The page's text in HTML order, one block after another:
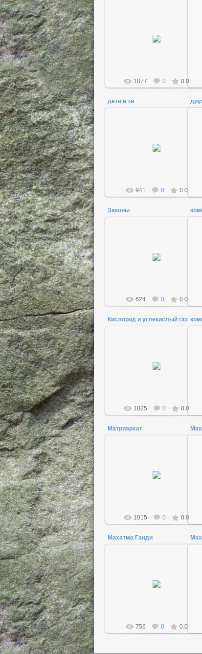
1077 0 0.0
дети и тв
941 0 0.0
Законы
624 0 0.0
Кислород и углекислый газ
дыхании, отчего и происходит
1025 0 0.0
Матриархат
страны. Вожжи, инструмент
1015 0 0.0
Махатма Ганди
756 0 0.0